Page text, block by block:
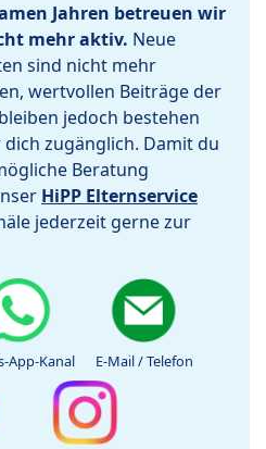
Jahren betreuen wir
mehr aktiv. Neue
sind nicht mehr
wertvollen Beiträge der
jedoch bestehen
zugänglich. Damit du
Beratung
HiPP Elternservice
jederzeit gerne zur
App-Kanal E-Mail / Telefon